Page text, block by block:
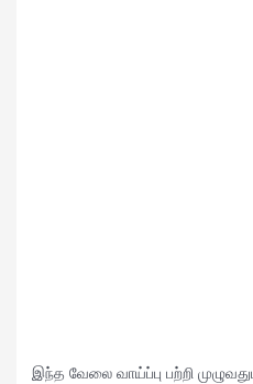
இந்த வேலை வாய்ப்பு பற்றி